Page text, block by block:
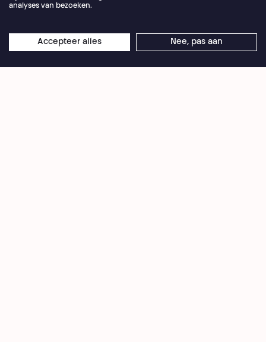
Privacybeleid
Cookie-voorkeuren
Algemene Verkoopvoorwaarden
Gebruiksvoorwaarden Credits
analyses van bezoeken.
Accepteer alles Nee, pas aan